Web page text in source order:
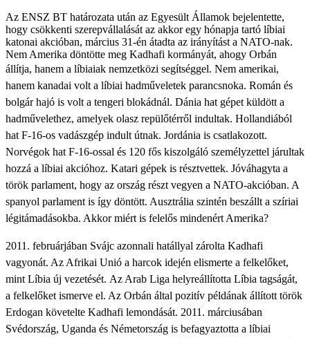
Az ENSZ BT határozata után az Egyesült Államok bejelentette,
hogy csökkenti szerepvállalását az akkor egy hónapja tartó líbiai
katonai akcióban, március 31-én átadta az irányítást a NATO-nak.
Nem Amerika döntötte meg Kadhafi kormányát, ahogy Orbán
állítja, hanem a líbiaiak nemzetközi segítséggel. Nem amerikai,
hanem kanadai volt a líbiai hadműveletek parancsnoka. Román és
bolgár hajó is volt a tengeri blokádnál. Dánia hat gépet küldött a
hadművelethez, amelyek olasz repülőtérről indultak. Hollandiából
hat F-16-os vadászgép indult útnak. Jordánia is csatlakozott.
Norvégok hat F-16-ossal és 120 fős kiszolgáló személyzettel járultak
hozzá a líbiai akcióhoz. Katari gépek is résztvettek. Jóváhagyta a
török parlament, hogy az ország részt vegyen a NATO-akcióban. A
spanyol parlament is így döntött. Ausztrália szintén beszállt a szíriai
légitámadásokba. Akkor miért is felelős mindenért Amerika?
2011. februárjában Svájc azonnali hatállyal zárolta Kadhafi
vagyonát. Az Afrikai Unió a harcok idején elismerte a felkelőket,
mint Líbia új vezetését. Az Arab Liga helyreállította Líbia tagságát,
a felkelőket ismerve el. Az Orbán által pozitív példának állított török
Erdogan követelte Kadhafi lemondását. 2011. márciusában
Svédország, Uganda és Németország is befagyaztotta a líbiai